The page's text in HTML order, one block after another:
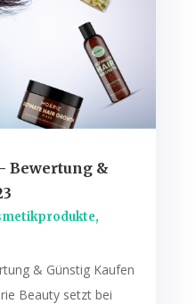
Bewertung &
,
& Günstig Kaufen
Beauty setzt bei